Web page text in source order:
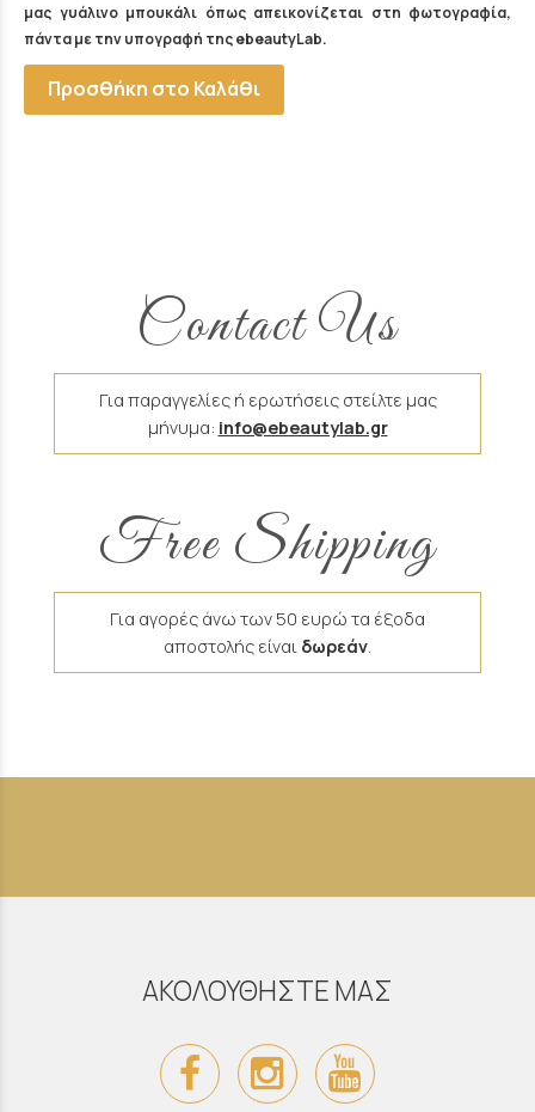
μας γυάλινο μπουκάλι όπως απεικονίζεται στη φωτογραφία,
πάντα με την υπογραφή της ebeautyLab.
Προσθήκη στο Καλάθι
Contact Us
Για παραγγελίες ή ερωτήσεις στείλτε μας
μήνυμα: info@ebeautylab.gr
Free Shipping
Για αγορές άνω των 50 ευρώ τα έξοδα
αποστολής είναι δωρεάν
ΑΚΟΛΟΥΘΗΣΤΕ ΜΑΣ